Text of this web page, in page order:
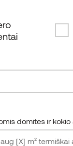
Español
domitės ir